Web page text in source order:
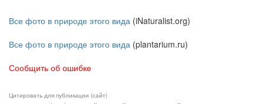
Все фото в природе этого вида (iNaturalist.org)
Все фото в природе этого вида (plantarium.ru)
Сообщить об ошибке
Цитировать для публикации (сайт)